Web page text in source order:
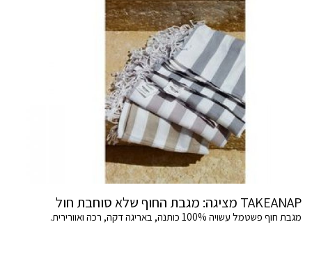
TAKEANAP מציגה: מגבת החוף שלא סוחבת חול
מגבת חוף פשטמל עשויה 100% כותנה, באריגה דקה, רכה ואוורירית.